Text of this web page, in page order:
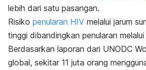
lebih dari satu pasangan.
Risiko penularan HIV melalui jarum
tinggi dibandingkan penularan
Berdasarkan laporan dari UNODC
global, sekitar 11 juta orang